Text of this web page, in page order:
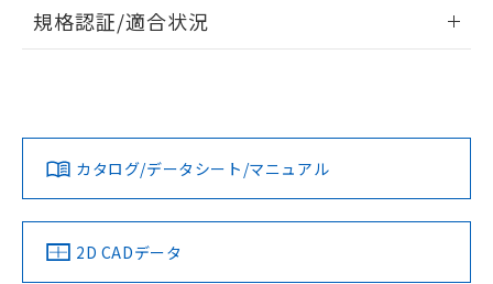
ログイン/会員登録
ダウンロードデータをご利用いただく前に、以下を必ずお読
みください。
ソフトウェアの使用条件
EU RoHS 注意事項・凡例
対応済み
中国 RoHS 注意事項・凡例
規格認証/適合状況
カタログ/データシート/マニュアル
2D CADデータ